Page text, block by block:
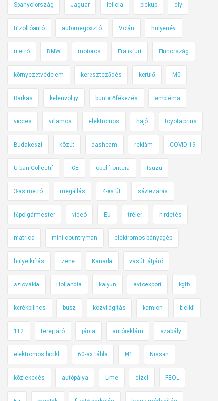
e
k
,
4
-
e
Spanyolország Jaguar felicia pickup diy
tűzoltóautó autómegosztó Volán hülyenév
metró BMW motoros Frankfurt Finnország
környezetvédelem kereszteződés kerülő M0
Barkas kelenvölgy büntetőfékezés embléma
vicces villamos elektromos hajó toyota prius
Budakeszi közút dashcam reklám COVID-19
Urban Collëctif ICE opel frontera Isuzu
3-as metró megállás 4-es út sávlezárás
főpolgármester videó EU tréler hirdetés
matrica mini countryman elektromos bányagép
hülye kiírás zene Kanada vasúti átjáró
szlovákia Hollandia kaiyun avtoexport kgfb
kerékbilincs busz közvilágítás kamion bicikli
112 terepjáró járda autóreklám szabály
elektromos bicikli 60-as tábla M1 Nissan
közlekedés autópálya Lime dízel FEOL